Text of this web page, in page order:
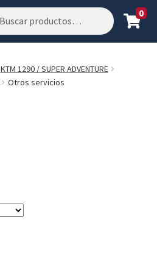
0
KTM 1290 / SUPER ADVENTURE
Otros servicios